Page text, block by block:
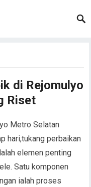
di Rejomulyo
Riset
Metro Selatan
hari,tukang perbaikan
elemen penting
Satu komponen
ialah proses